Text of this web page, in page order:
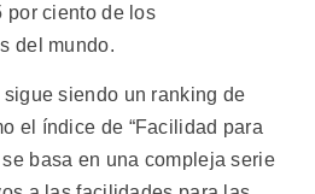
por ciento de los
del mundo.
siendo un ranking de
el índice de “Facilidad para
basa en una compleja serie